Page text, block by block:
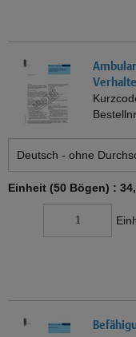
Einheit (50 Bögen) :